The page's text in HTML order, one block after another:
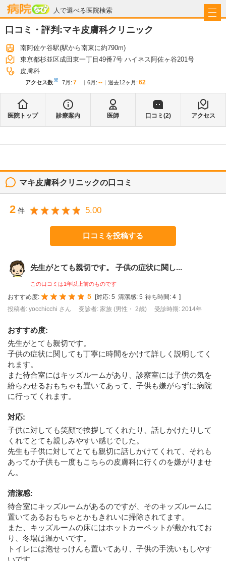
人で選べる医院検索
病院なび
口コミ・評判:マキ皮膚科クリニック
南阿佐ケ谷駅(駅から南東に約790m)
東京都杉並区成田東一丁目49番7号 ハイネス阿佐ヶ谷201号
皮膚科
アクセス数※ 7月 : 7 6月 : -- 過去12ヶ月: 62
医院トップ 診療案内 医師 口コミ(2) アクセス
マキ皮膚科クリニックの口コミ
2 件 5.00
口コミを投稿する
先生がとても親切です。 子供の症状に関し...
この口コミは1年以上前のものです
おすすめ度: 5 [対応: 5 清潔感: 5 待ち時間: 4 ]
投稿者: yocchicchi さん
受診者: 家族 (男性・ 2歳) 受診時期: 2014年
おすすめ度:
先生がとても親切です。
子供の症状に関しても丁寧に時間をかけて詳しく説明してく
れます。
また待合室にはキッズルームがあり、診察室には子供の気を
紛らわせるおもちゃも置いてあって、子供も嫌がらずに病院
に行ってくれます。
対応:
子供に対しても笑顔で挨拶してくれたり、話しかけたりして
くれてとても親しみやすい感じでした。
先生も子供に対してとても親切に話しかけてくれて、それも
あってか子供も一度もこちらの皮膚科に行くのを嫌がりませ
ん。
清潔感:
待合室にキッズルームがあるのですが、そのキッズルームに
置いてあるおもちゃとかもきれいに掃除されてます。
また、キッズルームの床にはホットカーペットが敷かれてお
り、冬場は温かいです。
トイレには泡せっけんも置いてあり、子供の手洗いもしやす
いです。